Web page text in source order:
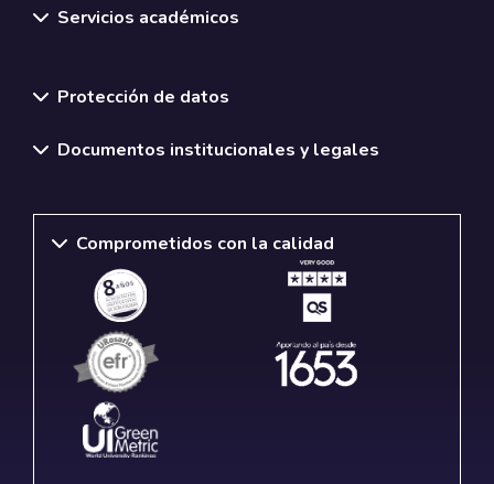
Servicios académicos
Protección de datos
Documentos institucionales y legales
Comprometidos con la calidad